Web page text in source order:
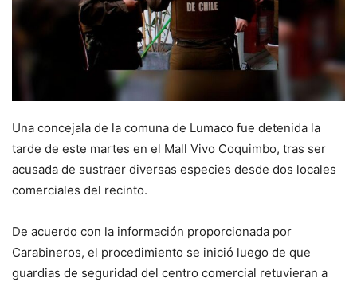
Una concejala de la comuna de Lumaco fue detenida la
tarde de este martes en el Mall Vivo Coquimbo, tras ser
acusada de sustraer diversas especies desde dos locales
comerciales del recinto.
De acuerdo con la información proporcionada por
Carabineros, el procedimiento se inició luego de que
guardias de seguridad del centro comercial retuvieran a